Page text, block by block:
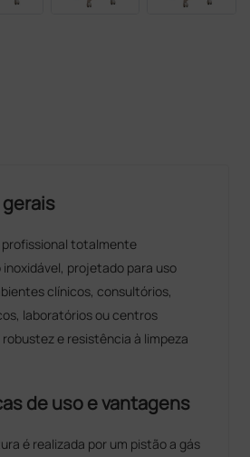
profissional totalmente
projetado para uso
clínicos, consultórios,
laboratórios ou centros
e resistência à limpeza
de uso e vantagens
é realizada por um pistão a gás